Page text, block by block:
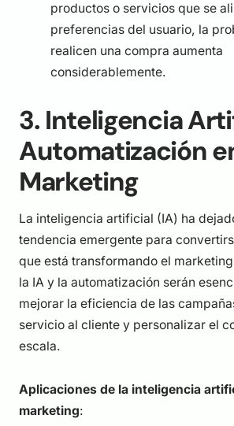
productos o servicios que se
preferencias del usuario, la
realicen una compra aumenta
considerablemente.
3. Inteligencia
Automatización
Marketing
La inteligencia artificial (IA) ha
tendencia emergente para
que está transformando el
la IA y la automatización serán
mejorar la eficiencia de las
servicio al cliente y personalizar el
escala.
Aplicaciones de la inteligencia
marketing: